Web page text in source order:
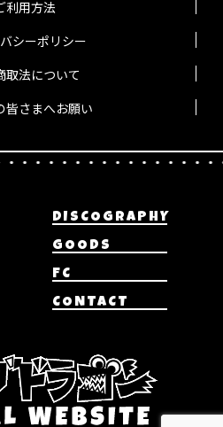
利用方法
シーポリシー
取法について
皆さまへお願い
DISCOGRAPHY
GOODS
FC
CONTACT